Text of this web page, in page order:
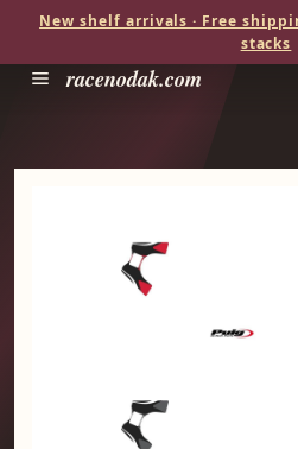
New shelf arrivals · Free
stacks
racenodak.com